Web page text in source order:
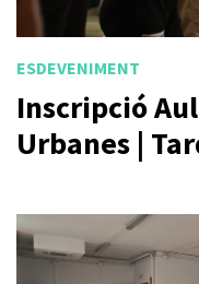
ESDEVENIMENT
Inscripció
Urbanes |